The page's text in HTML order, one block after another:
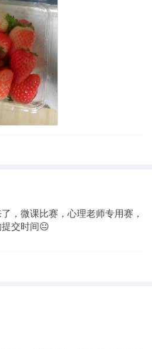
，微课比赛，心理老师专用赛，
交时间😐